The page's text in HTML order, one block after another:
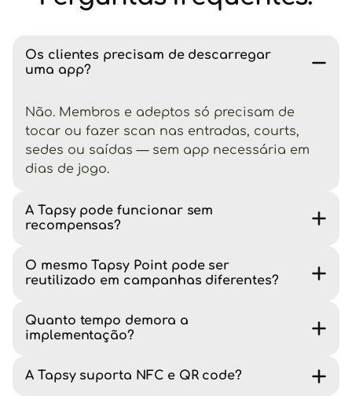
Os clientes precisam de descarregar
uma app?
Não. Membros e adeptos só precisam de
tocar ou fazer scan nas entradas, courts,
sedes ou saídas — sem app necessária em
dias de jogo.
A Tapsy pode funcionar sem
recompensas?
O mesmo Tapsy Point pode ser
reutilizado em campanhas diferentes?
Quanto tempo demora a
implementação?
A Tapsy suporta NFC e QR code?